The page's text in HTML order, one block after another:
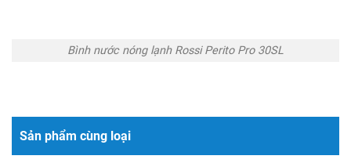
Bình nước nóng lạnh Rossi Perito Pro 30SL
Sản phẩm cùng loại